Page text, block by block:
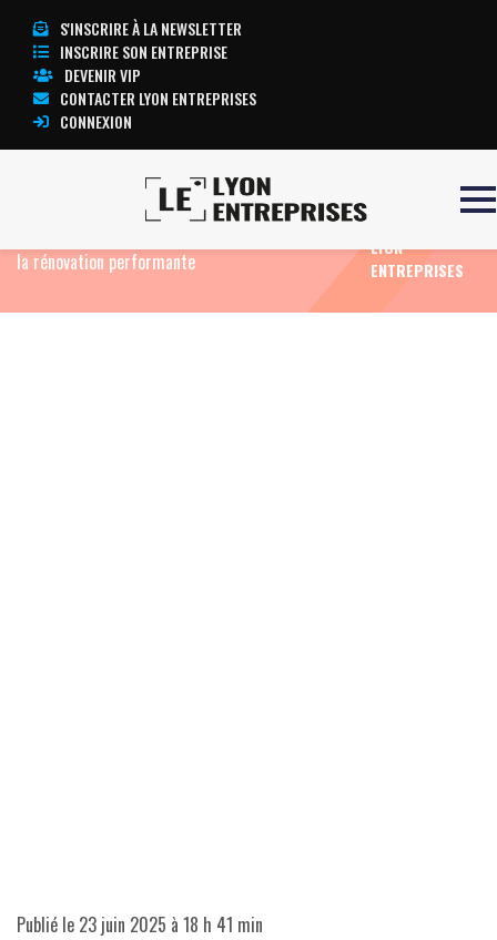
S'INSCRIRE À LA NEWSLETTER
INSCRIRE SON ENTREPRISE
DEVENIR VIP
CONTACTER LYON ENTREPRISES
CONNEXION
Face à la canicule, Dorémi
la rénovation performante
LYON
ENTREPRISES
Publié le 23 juin 2025 à 18 h 41 min